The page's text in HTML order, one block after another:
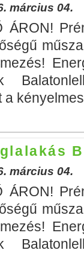
március 04.
ÁRON!
a
március 04.
ÁRON!